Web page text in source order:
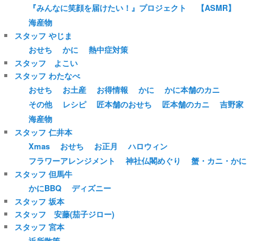
『みんなに笑顔を届けたい！』プロジェクト
【ASMR】
海産物
スタッフ やじま
おせち
かに
熱中症対策
スタッフ よこい
スタッフ わたなべ
おせち
お土産 お得情報 かに
かに本舗のカニ
その他
レシピ 匠本舗のおせち 匠本舗のカニ
吉野家
海産物
スタッフ 仁井本
Xmas
おせち お正月
ハロウィン
フラワーアレンジメント
神社仏閣めぐり
蟹・カニ・かに
スタッフ 但馬牛
かにBBQ
ディズニー
スタッフ 坂本
スタッフ 安藤(茄子ジロー)
スタッフ 宮本